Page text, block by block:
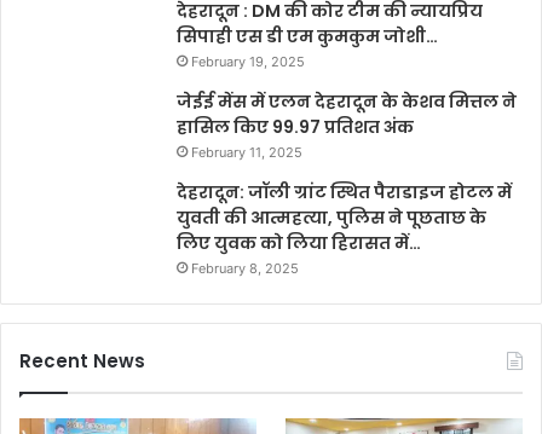
देहरादून : DM की कोर टीम की न्यायप्रिय
सिपाही एस डी एम कुमकुम जोशी…
February 19, 2025
जेईई मेंस में एलन देहरादून के केशव मित्तल ने
हासिल किए 99.97 प्रतिशत अंक
February 11, 2025
देहरादून: जॉली ग्रांट स्थित पैराडाइज होटल में
युवती की आत्महत्या, पुलिस ने पूछताछ के
लिए युवक को लिया हिरासत में…
February 8, 2025
Recent News